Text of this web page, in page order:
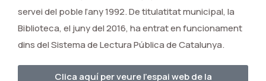
servei del poble l’any 1992. De titulatitat municipal, la
Biblioteca, el juny del 2016, ha entrat en funcionament
dins del Sistema de Lectura Pública de Catalunya.
Clica aquí per veure l'espai web de la